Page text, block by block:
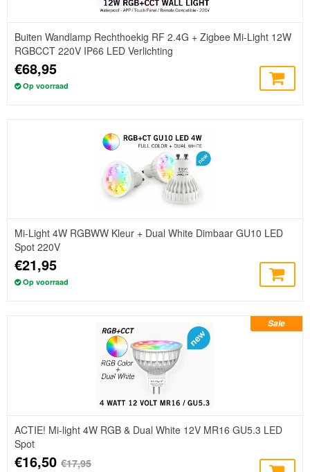
Buiten Wandlamp Rechthoekig RF 2.4G + Zigbee Mi-Light 12W
RGBCCT 220V IP66 LED Verlichting
€68,95
Op voorraad
Mi-Light 4W RGBWW Kleur + Dual White Dimbaar GU10 LED
Spot 220V
€21,95
Op voorraad
Sale
ACTIE! Mi-light 4W RGB & Dual White 12V MR16 GU5.3 LED
Spot
€16,50 €17,95